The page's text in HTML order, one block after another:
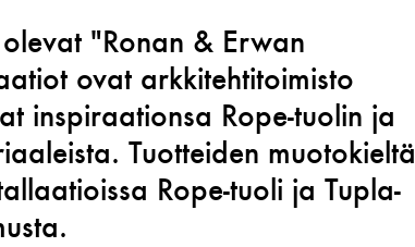
"Ronan & Erwan
ovat arkkitehtitoimisto
inspiraationsa Rope-tuolin ja
Tuotteiden muotokieltä
Rope-tuoli ja Tupla-